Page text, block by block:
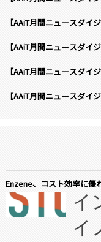
【AAiT月間ニュースダイ
【AAiT月間ニュースダイ
【AAiT月間ニュースダイ
【AAiT月間ニュースダイ
Enzene、コスト効率に優
イ
イ